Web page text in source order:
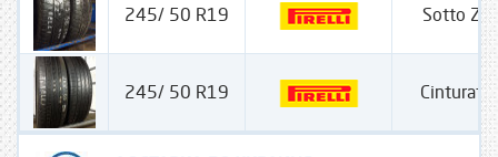
245/ 50 R19 Sotto
245/ 50 R19 Cinturato